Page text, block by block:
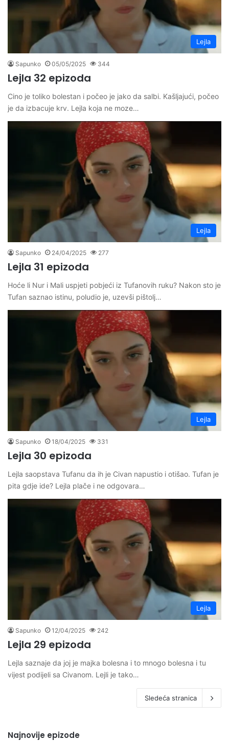
Lejla
Sapunko 05/05/2025 344
Lejla 32 epizoda
Cino je toliko bolestan i počeo je jako da salbi. Kašljajući, počeo
je da izbacuje krv. Lejla koja ne moze…
Lejla
Sapunko 24/04/2025 277
Lejla 31 epizoda
Hoće li Nur i Mali uspjeti pobjeći iz Tufanovih ruku? Nakon sto je
Tufan saznao istinu, poludio je, uzevši pištolj…
Lejla
Sapunko 18/04/2025 331
Lejla 30 epizoda
Lejla saopstava Tufanu da ih je Civan napustio i otišao. Tufan je
pita gdje ide? Lejla plače i ne odgovara…
Lejla
Sapunko 12/04/2025 242
Lejla 29 epizoda
Lejla saznaje da joj je majka bolesna i to mnogo bolesna i tu
vijest podijeli sa Civanom. Lejli je tako…
Sledeća stranica
Najnovije epizode